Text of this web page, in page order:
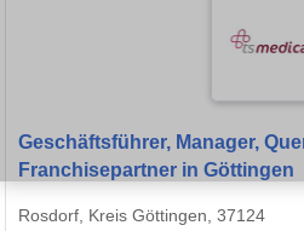
Geschäftsführer, Manager,
Franchisepartner in Göttingen
Rosdorf, Kreis Göttingen, 37124